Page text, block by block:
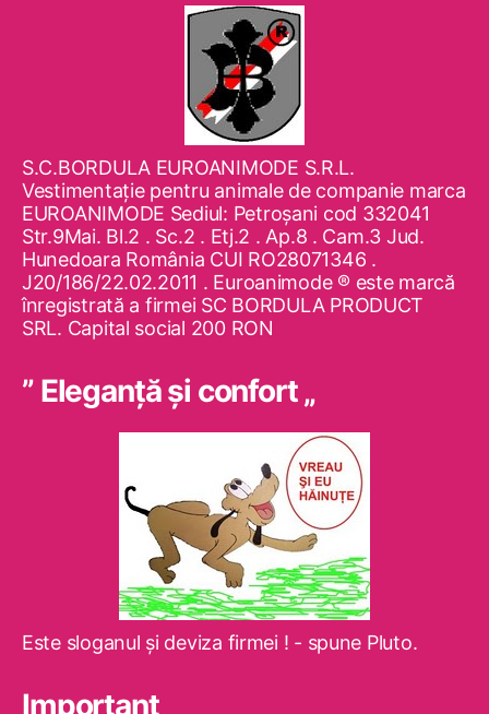
S.C.BORDULA EUROANIMODE S.R.L.
Vestimentaţie pentru animale de companie marca
EUROANIMODE Sediul: Petroşani cod 332041
Str.9Mai. Bl.2 . Sc.2 . Etj.2 . Ap.8 . Cam.3 Jud.
Hunedoara România CUI RO28071346 .
J20/186/22.02.2011 . Euroanimode ® este marcă
înregistrată a firmei SC BORDULA PRODUCT
SRL. Capital social 200 RON
” Eleganţă şi confort „
Este sloganul şi deviza firmei ! - spune Pluto.
Important